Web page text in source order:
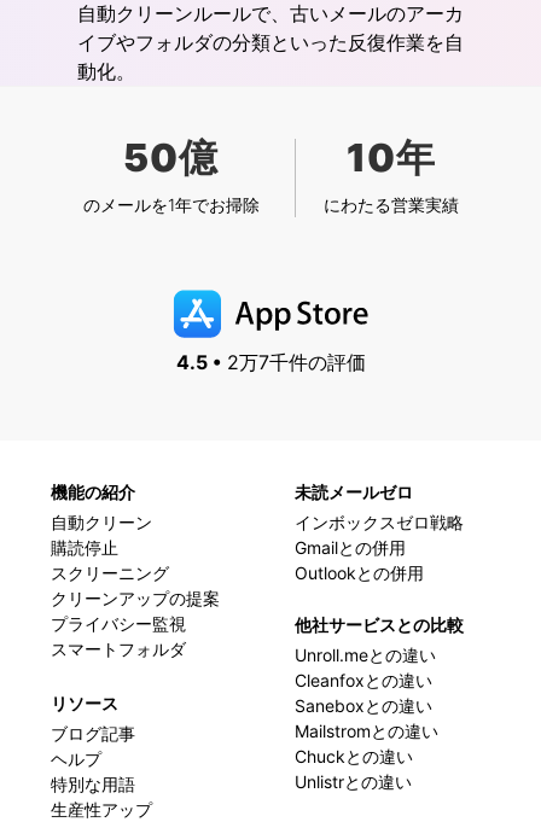
自動クリーンルールで、古いメールのアーカ
イブやフォルダの分類といった反復作業を自
動化。
50億
のメールを1年でお掃除
10年
にわたる営業実績
4.5 •2万7千件の評価
機能の紹介
自動クリーン
購読停止
スクリーニング
クリーンアップの提案
プライバシー監視
スマートフォルダ
リソース
ブログ記事
ヘルプ
特別な用語
生産性アップ
未読メールゼロ
インボックスゼロ戦略
Gmailとの併用
Outlookとの併用
他社サービスとの比較
Unroll.meとの違い
Cleanfoxとの違い
Saneboxとの違い
Mailstromとの違い
Chuckとの違い
Unlistrとの違い